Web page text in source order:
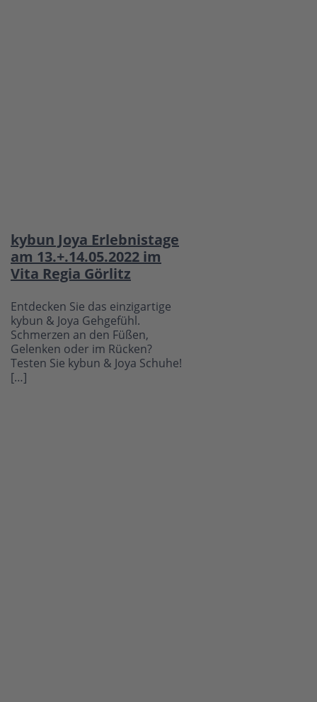
kybun Joya Erlebnistage
am 13.+.14.05.2022 im
Vita Regia Görlitz
Entdecken Sie das einzigartige
kybun & Joya Gehgefühl.
Schmerzen an den Füßen,
Gelenken oder im Rücken?
Testen Sie kybun & Joya Schuhe!
[…]